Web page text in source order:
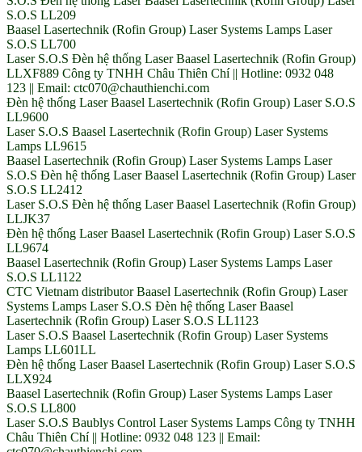
S.O.S LL209
Baasel Lasertechnik (Rofin Group) Laser Systems Lamps Laser
S.O.S LL700
Laser S.O.S Đèn hệ thống Laser Baasel Lasertechnik (Rofin Group)
LLXF889 Công ty TNHH Châu Thiên Chí || Hotline: 0932 048
123 || Email: ctc070@chauthienchi.com
Đèn hệ thống Laser Baasel Lasertechnik (Rofin Group) Laser S.O.S
LL9600
Laser S.O.S Baasel Lasertechnik (Rofin Group) Laser Systems
Lamps LL9615
Baasel Lasertechnik (Rofin Group) Laser Systems Lamps Laser
S.O.S Đèn hệ thống Laser Baasel Lasertechnik (Rofin Group) Laser
S.O.S LL2412
Laser S.O.S Đèn hệ thống Laser Baasel Lasertechnik (Rofin Group)
LLJK37
Đèn hệ thống Laser Baasel Lasertechnik (Rofin Group) Laser S.O.S
LL9674
Baasel Lasertechnik (Rofin Group) Laser Systems Lamps Laser
S.O.S LL1122
CTC Vietnam distributor Baasel Lasertechnik (Rofin Group) Laser
Systems Lamps Laser S.O.S Đèn hệ thống Laser Baasel
Lasertechnik (Rofin Group) Laser S.O.S LL1123
Laser S.O.S Baasel Lasertechnik (Rofin Group) Laser Systems
Lamps LL601LL
Đèn hệ thống Laser Baasel Lasertechnik (Rofin Group) Laser S.O.S
LLX924
Baasel Lasertechnik (Rofin Group) Laser Systems Lamps Laser
S.O.S LL800
Laser S.O.S Baublys Control Laser Systems Lamps Công ty TNHH
Châu Thiên Chí || Hotline: 0932 048 123 || Email: